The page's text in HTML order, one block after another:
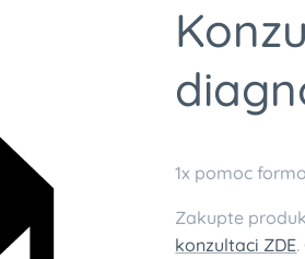
1x pomoc
Zakupte
konzultaci ZDE